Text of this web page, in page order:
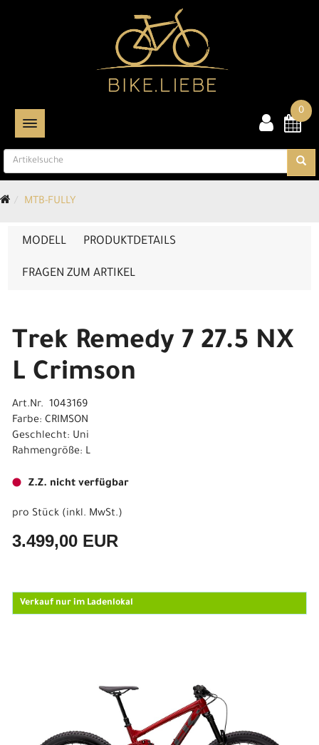
TOGGLE NAVIGATION
0
MTB-FULLY
MODELL PRODUKTDETAILS
FRAGEN ZUM ARTIKEL
Trek Remedy 7 27.5 NX
L Crimson
Art.Nr. 1043169
Farbe: CRIMSON
Geschlecht: Uni
Rahmengröße: L
Z.Z. nicht verfügbar
pro Stück (inkl. MwSt.)
3.499,00 EUR
Verkauf nur im Ladenlokal